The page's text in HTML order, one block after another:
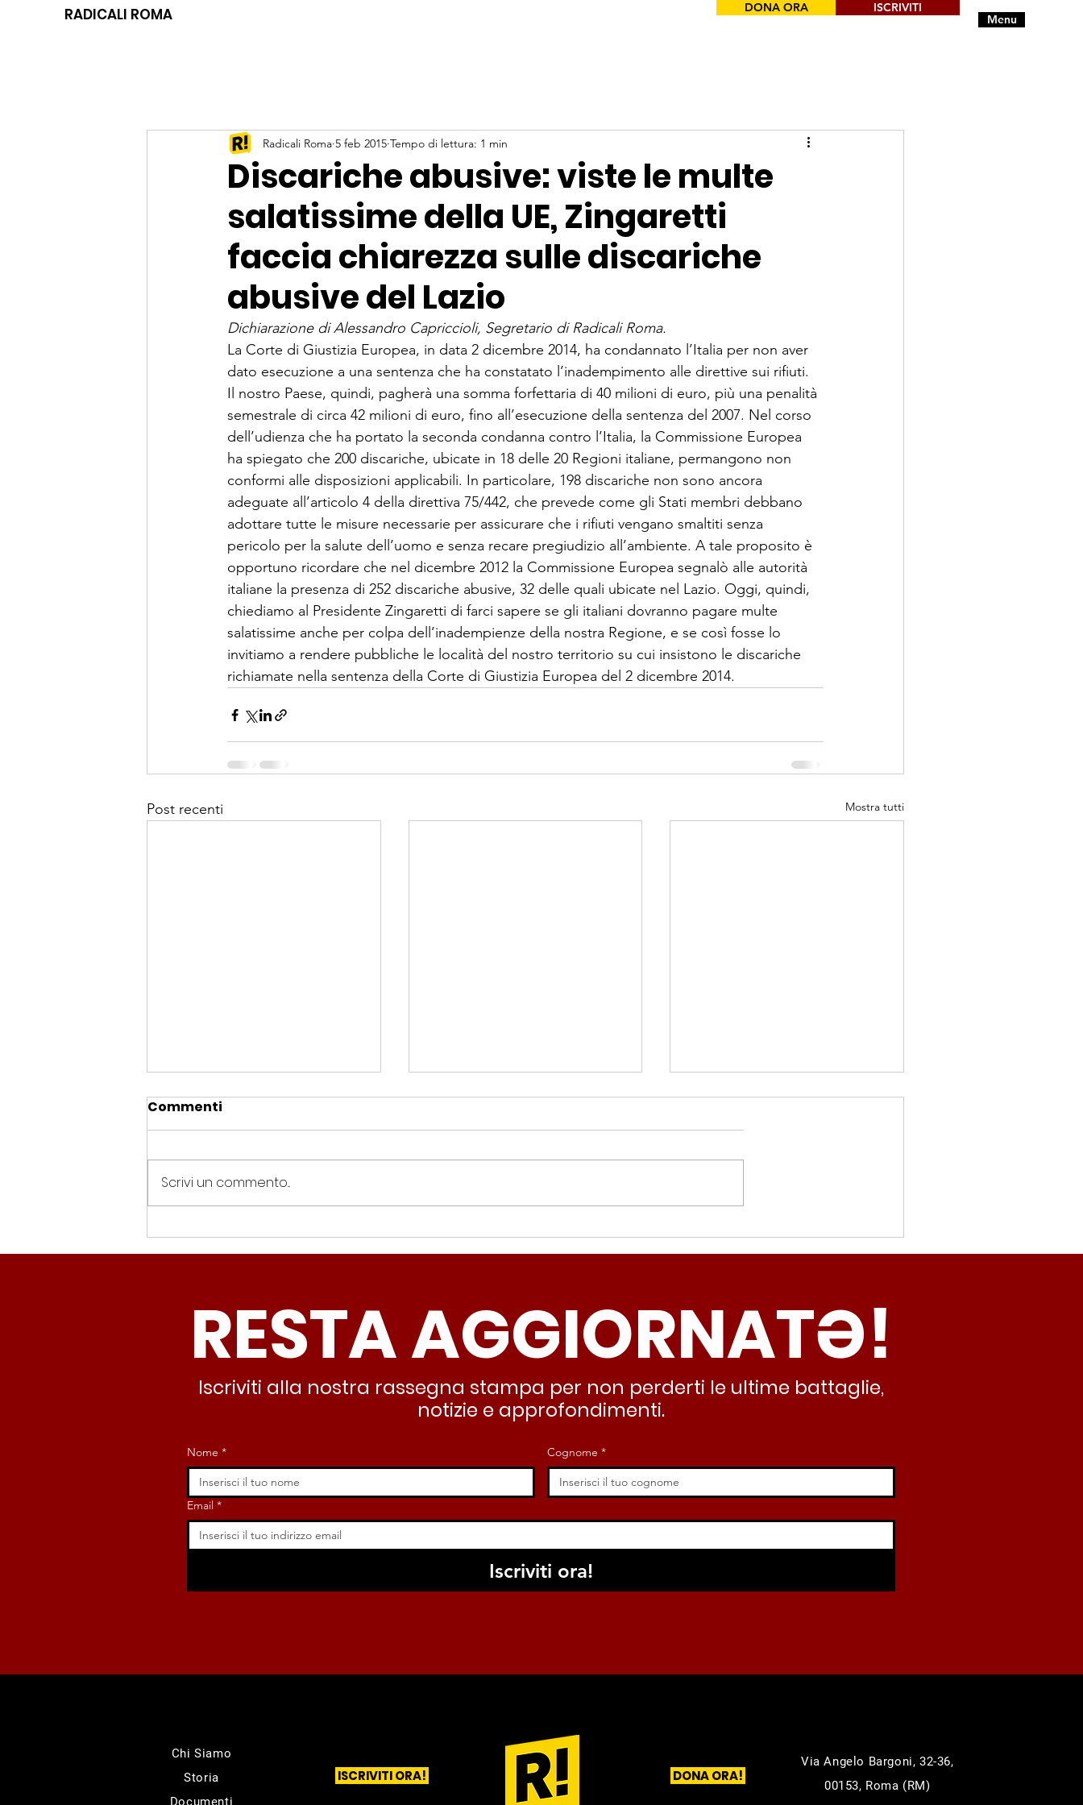
RADICALI ROMA Menu
DONA ORA ISCRIVITI
Discariche abusive: viste le multe
salatissime della UE, Zingaretti
faccia chiarezza sulle discariche
abusive del Lazio
Radicali Roma 5 feb 2015 Tempo di lettura: 1 min
Dichiarazione di Alessandro Capriccioli, Segretario di Radicali Roma.
La Corte di Giustizia Europea, in data 2 dicembre 2014, ha condannato l’Italia per non aver
dato esecuzione a una sentenza che ha constatato l’inadempimento alle direttive sui rifiuti.
Il nostro Paese, quindi, pagherà una somma forfettaria di 40 milioni di euro, più una penalità
semestrale di circa 42 milioni di euro, fino all’esecuzione della sentenza del 2007. Nel corso
dell’udienza che ha portato la seconda condanna contro l’Italia, la Commissione Europea
ha spiegato che 200 discariche, ubicate in 18 delle 20 Regioni italiane, permangono non
conformi alle disposizioni applicabili. In particolare, 198 discariche non sono ancora
adeguate all’articolo 4 della direttiva 75/442, che prevede come gli Stati membri debbano
adottare tutte le misure necessarie per assicurare che i rifiuti vengano smaltiti senza
pericolo per la salute dell’uomo e senza recare pregiudizio all’ambiente. A tale proposito è
opportuno ricordare che nel dicembre 2012 la Commissione Europea segnalò alle autorità
italiane la presenza di 252 discariche abusive, 32 delle quali ubicate nel Lazio. Oggi, quindi,
chiediamo al Presidente Zingaretti di farci sapere se gli italiani dovranno pagare multe
salatissime anche per colpa dell’inadempienze della nostra Regione, e se così fosse lo
invitiamo a rendere pubbliche le località del nostro territorio su cui insistono le discariche
richiamate nella sentenza della Corte di Giustizia Europea del 2 dicembre 2014.
Post recenti Mostra tutti
Spin Time, Colucci: “Non
solo occupazione: 400
nessuno interviene”
Periferie, Colucci
(Radicali Roma): “La
deve garantire servizi e
dignità”
Termovalorizzatore,
Colucci (Radicali Roma):
lasciando al caos e
all’abusivismo”
Commenti
Scrivi un commento...
RESTA AGGIORNATƏ!
Iscriviti alla nostra rassegna stampa per non perderti le ultime battaglie,
notizie e approfondimenti.
Nome * Cognome *
Email *
Iscriviti ora!
Chi Siamo
Storia
ISCRIVITI ORA! DONA ORA!
Via Angelo Bargoni, 32-36,
00153, Roma (RM)